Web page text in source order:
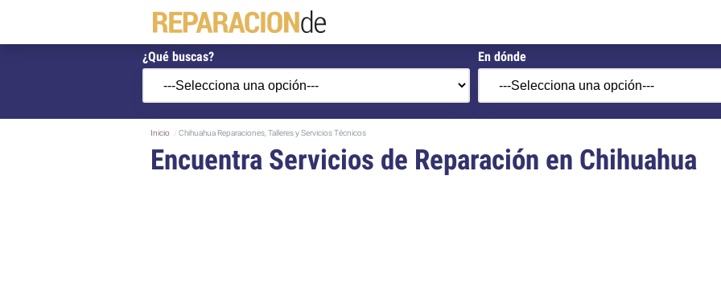
¿Qué buscas? En dónde
Inicio Chihuahua Reparaciones, Talleres y Servicios Técnicos
Encuentra Servicios de Reparación en Chihuahua